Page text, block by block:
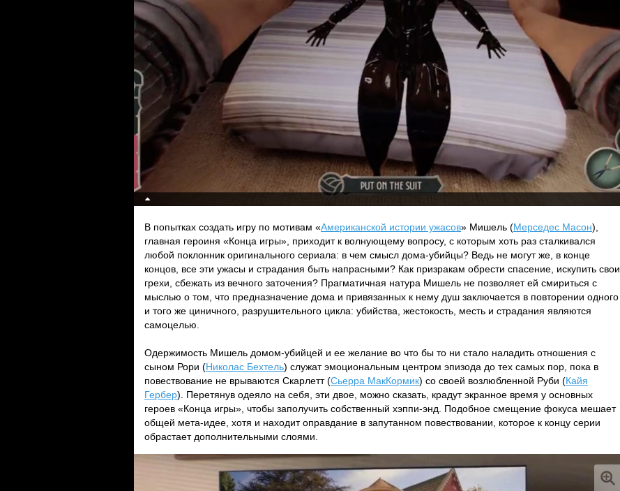
В попытках создать игру по мотивам «Американской истории ужасов» Мишель (Мерседес Масон),
главная героиня «Конца игры», приходит к волнующему вопросу, с которым хоть раз сталкивался
любой поклонник оригинального сериала: в чем смысл дома-убийцы? Ведь не могут же, в конце
концов, все эти ужасы и страдания быть напрасными? Как призракам обрести спасение, искупить свои
грехи, сбежать из вечного заточения? Прагматичная натура Мишель не позволяет ей смириться с
мыслью о том, что предназначение дома и привязанных к нему душ заключается в повторении одного
и того же циничного, разрушительного цикла: убийства, жестокость, месть и страдания являются
самоцелью.
Одержимость Мишель домом-убийцей и ее желание во что бы то ни стало наладить отношения с
сыном Рори (Николас Бехтель) служат эмоциональным центром эпизода до тех самых пор, пока в
повествование не врываются Скарлетт (Сьерра МакКормик) со своей возлюбленной Руби (Кайя
Гербер). Перетянув одеяло на себя, эти двое, можно сказать, крадут экранное время у основных
героев «Конца игры», чтобы заполучить собственный хэппи-энд. Подобное смещение фокуса мешает
общей мета-идее, хотя и находит оправдание в запутанном повествовании, которое к концу серии
обрастает дополнительными слоями.